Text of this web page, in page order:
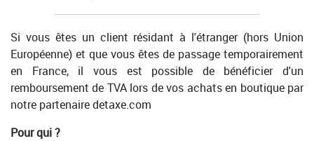
Si vous êtes un client résidant à l'étranger (hors Union
Européenne) et que vous êtes de passage temporairement
en France, il vous est possible de bénéficier d'un
remboursement de TVA lors de vos achats en boutique par
notre partenaire detaxe.com
Pour qui ?